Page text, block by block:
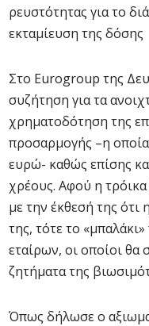
ρευστότητας για το
εκταμίευση της δόσης
Στο Eurogroup της
συζήτηση για τα
χρηματοδότηση της
προσαρμογής –η οποία
ευρώ- καθώς επίσης
χρέους. Αφού η
με την έκθεσή της ότι
της, τότε το
εταίρων, οι οποίοι θα
ζητήματα της
Όπως δήλωσε ο